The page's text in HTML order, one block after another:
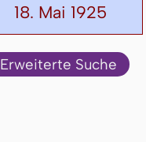
18. Mai 1925
Erweiterte Suche